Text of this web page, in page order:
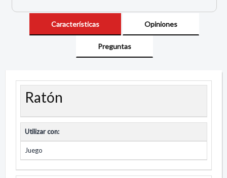
Características Opiniones
Preguntas
Ratón
Utilizar con:
Juego